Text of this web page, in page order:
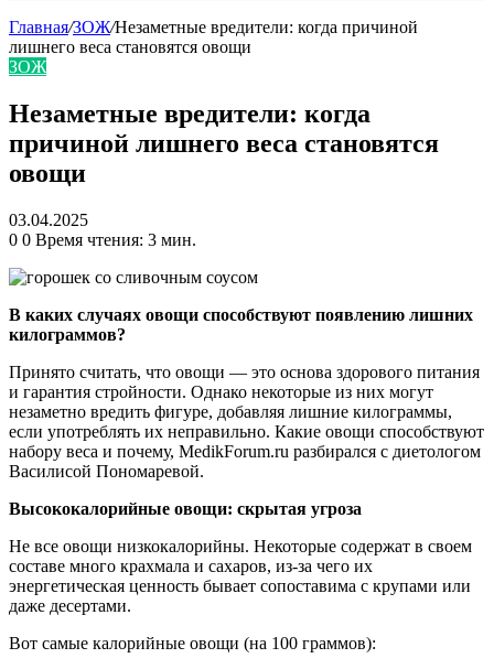
Главная/ЗОЖ/Незаметные вредители: когда причиной
лишнего веса становятся овощи
ЗОЖ
Незаметные вредители: когда
причиной лишнего веса становятся
овощи
03.04.2025
0 0 Время чтения: 3 мин.
В каких случаях овощи способствуют появлению лишних
килограммов?
Принято считать, что овощи — это основа здорового питания
и гарантия стройности. Однако некоторые из них могут
незаметно вредить фигуре, добавляя лишние килограммы,
если употреблять их неправильно. Какие овощи способствуют
набору веса и почему, MedikForum.ru разбирался с диетологом
Василисой Пономаревой.
Высококалорийные овощи: скрытая угроза
Не все овощи низкокалорийны. Некоторые содержат в своем
составе много крахмала и сахаров, из-за чего их
энергетическая ценность бывает сопоставима с крупами или
даже десертами.
Вот самые калорийные овощи (на 100 граммов):